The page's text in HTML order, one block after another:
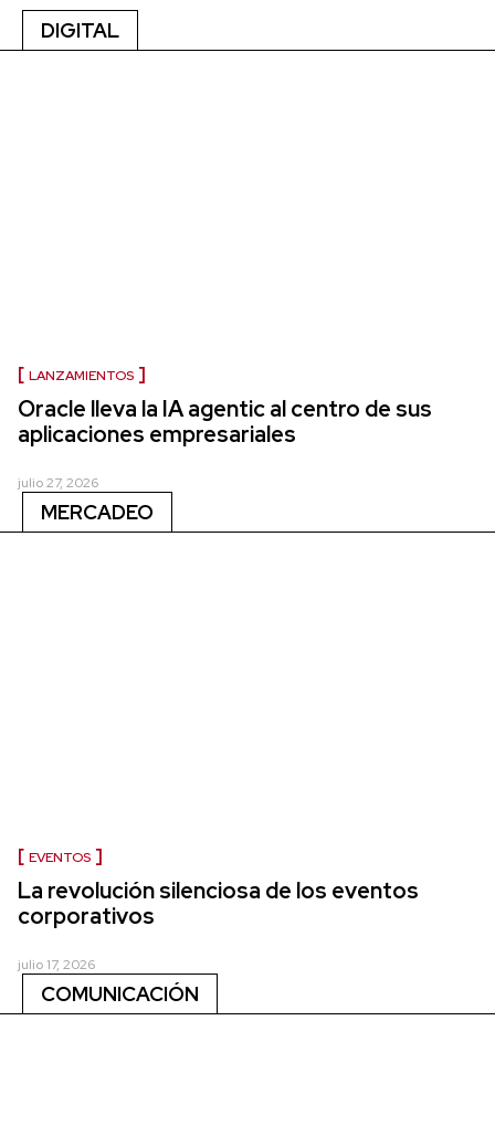
DIGITAL
LANZAMIENTOS
Oracle lleva la IA agentic al centro de sus
aplicaciones empresariales
julio 27, 2026
MERCADEO
EVENTOS
La revolución silenciosa de los eventos
corporativos
julio 17, 2026
COMUNICACIÓN